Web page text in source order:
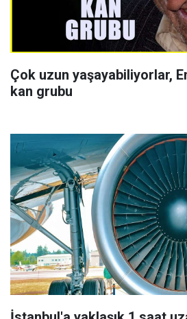
Çok uzun yaşayabiliyorlar,
kan grubu